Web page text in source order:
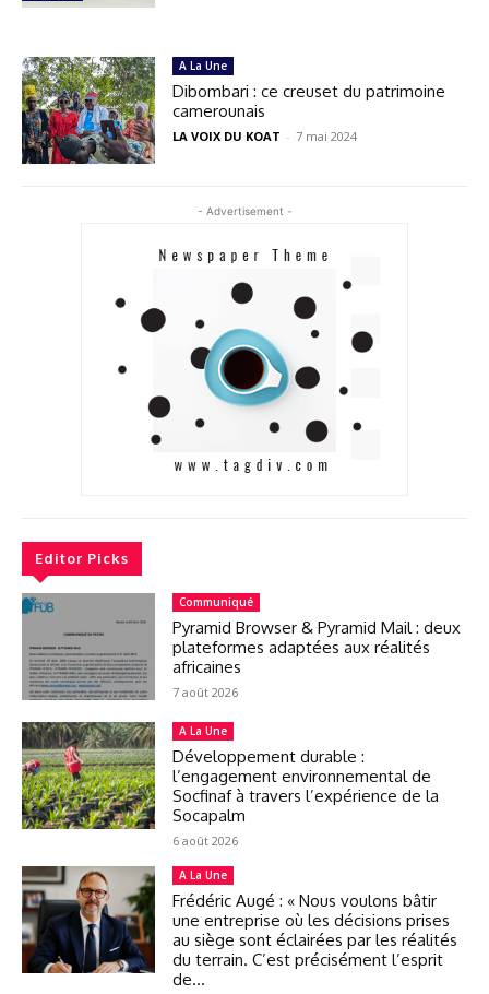
A La Une
Dibombari : ce creuset du patrimoine
camerounais
LA VOIX DU KOAT - 7 mai 2024
- Advertisement -
Editor Picks
Communiqué
Pyramid Browser & Pyramid Mail : deux
plateformes adaptées aux réalités
africaines
7 août 2026
A La Une
Développement durable :
l’engagement environnemental de
Socfinaf à travers l’expérience de la
Socapalm
6 août 2026
A La Une
Frédéric Augé : « Nous voulons bâtir
une entreprise où les décisions prises
au siège sont éclairées par les réalités
du terrain. C’est précisément l’esprit
de...